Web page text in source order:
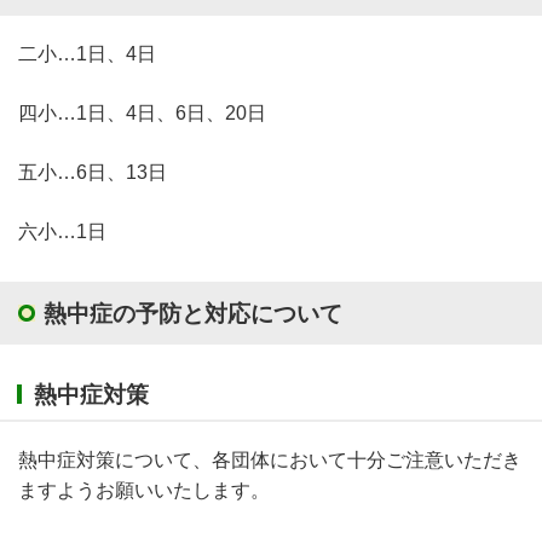
二小…1日、4日
四小…1日、4日、6日、20日
五小…6日、13日
六小…1日
熱中症の予防と対応について
熱中症対策
熱中症対策について、各団体において十分ご注意いただき
ますようお願いいたします。